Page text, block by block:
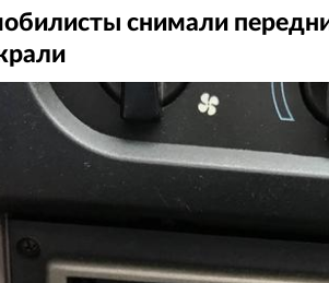
снимали